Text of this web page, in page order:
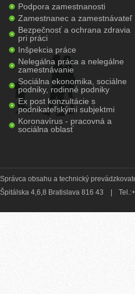
Podpora zamestnanosti
Zamestnanec a zamestnávateľ
Bezpečnosť a ochrana zdravia
pri práci
Inšpekcia práce
Nelegálna práca a nelegálne
zamestnávanie
Sociálna ekonomika, sociálne
podniky, rodinné podniky
Ex post konzultácie s
podnikateľskými subjektmi
Koronavírus - pracovná a
sociálna oblasť
Správca obsahu a technický
Špitálska 4,6,8 Bratislava 816 43